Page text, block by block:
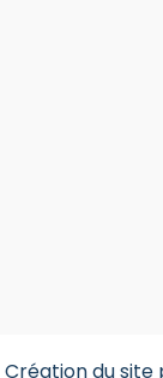
Création du site